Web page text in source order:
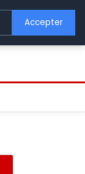
Accepter